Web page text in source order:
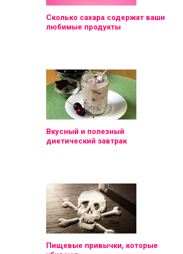
Сколько сахара содержат ваши
любимые продукты
Вкусный и полезный
диетический завтрак
Пищевые привычки, которые